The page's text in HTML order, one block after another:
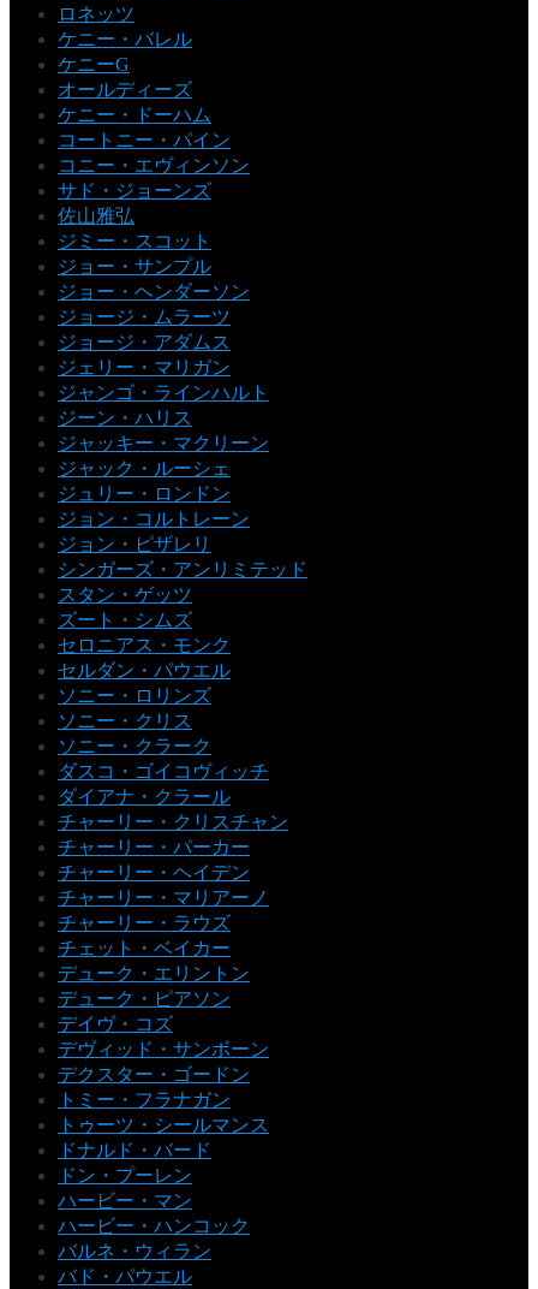
ロネッツ
ケニー・バレル
ケニーG
オールディーズ
ケニー・ドーハム
コートニー・パイン
コニー・エヴィンソン
サド・ジョーンズ
佐山雅弘
ジミー・スコット
ジョー・サンプル
ジョー・ヘンダーソン
ジョージ・ムラーツ
ジョージ・アダムス
ジェリー・マリガン
ジャンゴ・ラインハルト
ジーン・ハリス
ジャッキー・マクリーン
ジャック・ルーシェ
ジュリー・ロンドン
ジョン・コルトレーン
ジョン・ピザレリ
シンガーズ・アンリミテッド
スタン・ゲッツ
ズート・シムズ
セロニアス・モンク
セルダン・パウエル
ソニー・ロリンズ
ソニー・クリス
ソニー・クラーク
ダスコ・ゴイコヴィッチ
ダイアナ・クラール
チャーリー・クリスチャン
チャーリー・パーカー
チャーリー・ヘイデン
チャーリー・マリアーノ
チャーリー・ラウズ
チェット・ベイカー
デューク・エリントン
デューク・ピアソン
デイヴ・コズ
デヴィッド・サンボーン
デクスター・ゴードン
トミー・フラナガン
トゥーツ・シールマンス
ドナルド・バード
ドン・プーレン
ハービー・マン
ハービー・ハンコック
バルネ・ウィラン
バド・パウエル